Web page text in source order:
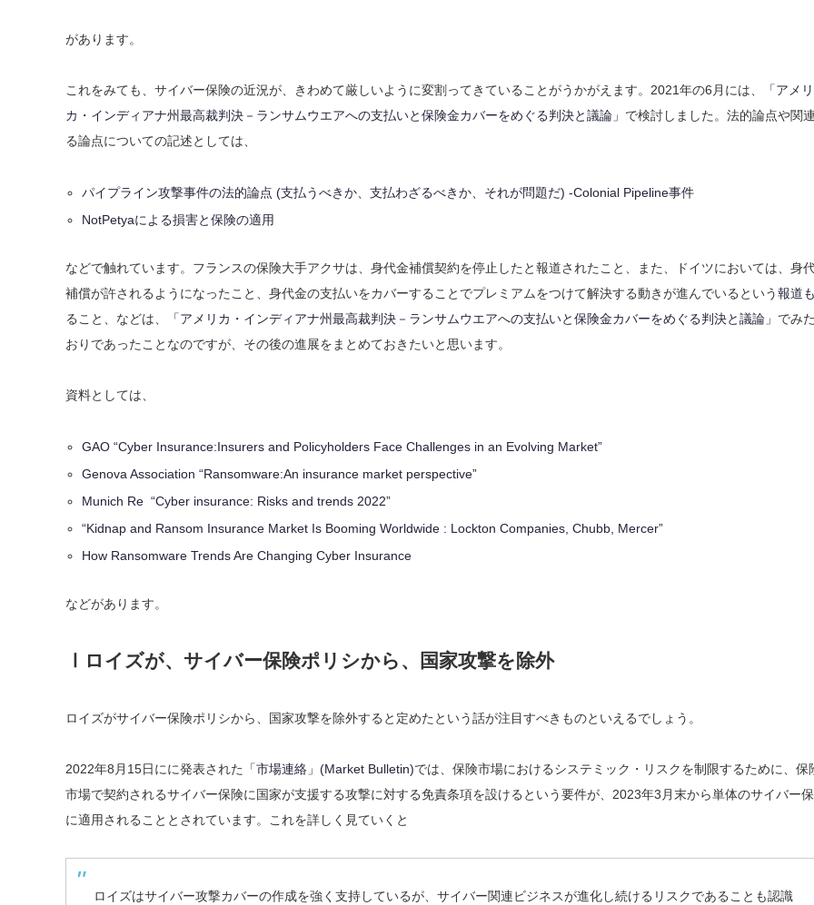
があります。
これをみても、サイバー保険の近況が、きわめて厳しいように変割ってきていることがうかがえます。2021年の6月には、
「アメリ
カ・インディアナ州最高裁判決－ランサムウエアへの支払いと保険金カバーをめぐる判決と議論」 で検討しました。法的論点や関
る論点についての記述としては、
パイプライン攻撃事件の法的論点 (支払うべきか、支払わざるべきか、それが問題だ) -Colonial Pipeline事件
NotPetyaによる損害と保険の適用
などで触れています。フランスの保険大手アクサは、身代金補償契約を停止したと報道されたこと、また、ドイツにおいては、身
補償が許されるようになったこと、身代金の支払いをカバーすることでプレミアムをつけて解決する動きが進んでいるという報道
ること、などは、
「アメリカ・インディアナ州最高裁判決－ランサムウエアへの支払いと保険金カバーをめぐる判決と議論」 でみ
おりであったことなのですが、その後の進展をまとめておきたいと思います。
資料としては、
GAO “Cyber Insurance:Insurers and Policyholders Face Challenges in an Evolving Market”
Genova Association “Ransomware:An insurance market perspective”
Munich Re “Cyber insurance: Risks and trends 2022”
“Kidnap and Ransom Insurance Market Is Booming Worldwide : Lockton Companies, Chubb, Mercer”
How Ransomware Trends Are Changing Cyber Insurance
などがあります。
Ⅰ ロイズが、サイバー保険ポリシから、国家攻撃を除外
ロイズがサイバー保険ポリシから、国家攻撃を除外すると定めたという話が注目すべきものといえるでしょう。
2022年8月15日にに発表された 「市場連絡」(Market Bulletin)では、 保険市場におけるシステミック・リスクを制限するために、 保
市場で契約されるサイバー保険に国家が支援する攻撃に対する免責条項を設けるという要件が、 2023年3月末から単体のサイバー
に適用されることとされています。これを詳しく見ていくと
ロイズはサイバー攻撃カバーの作成を強く支持しているが、サイバー関連ビジネスが進化し続けるリスクであることも認識